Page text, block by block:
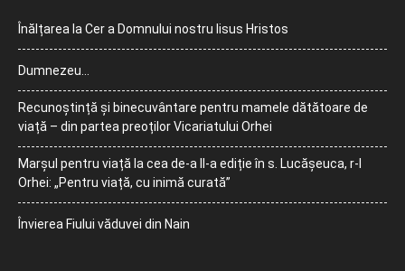
Înălțarea la Cer a Domnului nostru Iisus Hristos
Dumnezeu…
Recunoștință și binecuvântare pentru mamele dătătoare de
viață – din partea preoților Vicariatului Orhei
Marșul pentru viață la cea de-a II-a ediție în s. Lucășeuca, r-l
Orhei: „Pentru viață, cu inimă curată”
Învierea Fiului văduvei din Nain